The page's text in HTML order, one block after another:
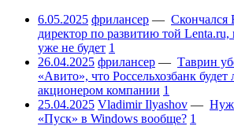
6.05.2025 фрилансер — Скончался
директор по развитию той Lenta.ru,
уже не будет 1
26.04.2025 фрилансер — Таврин
«Авито», что Россельхозбанк
акционером компании 1
25.04.2025 Vladimir Ilyashov —
«Пуск» в Windows вообще? 1